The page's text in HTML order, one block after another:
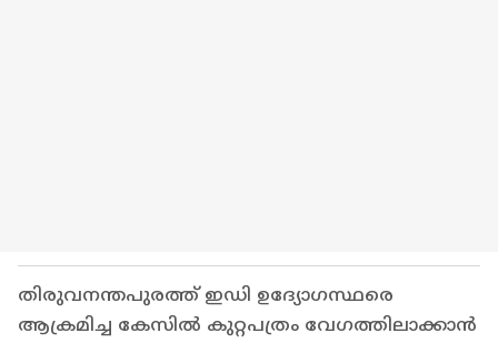
തിരുവനന്തപുരത്ത് ഇഡി ഉദ്യോഗസ്ഥരെ
ആക്രമിച്ച കേസിൽ കുറ്റപത്രം വേഗത്തിലാക്കാൻ